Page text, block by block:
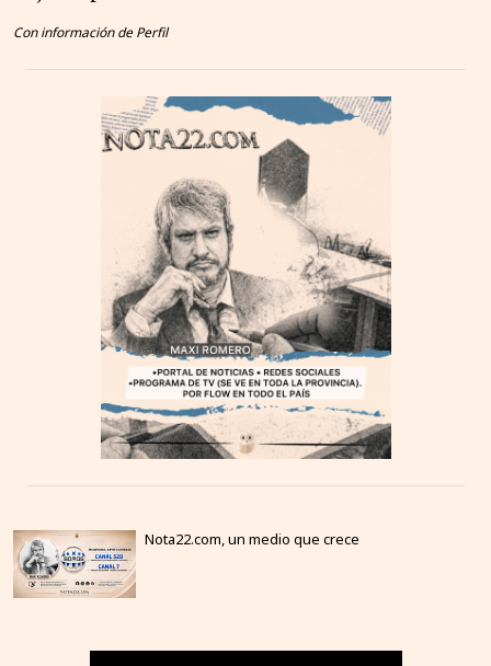
Con información de Perfil
Nota22.com, un medio que crece